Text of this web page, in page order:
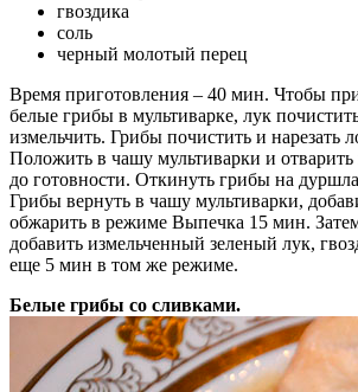
гвоздика
соль
черный молотый перец
Время приготовления – 40 мин. Чтобы
белые грибы в мультиварке, лук
измельчить. Грибы почистить и нарезать
Положить в чашу мультиварки и
до готовности. Откинуть грибы на
Грибы вернуть в чашу мультиварки,
обжарить в режиме Выпечка 15 мин.
добавить измельченный зеленый лук,
еще 5 мин в том же режиме.
Белые грибы со сливками.